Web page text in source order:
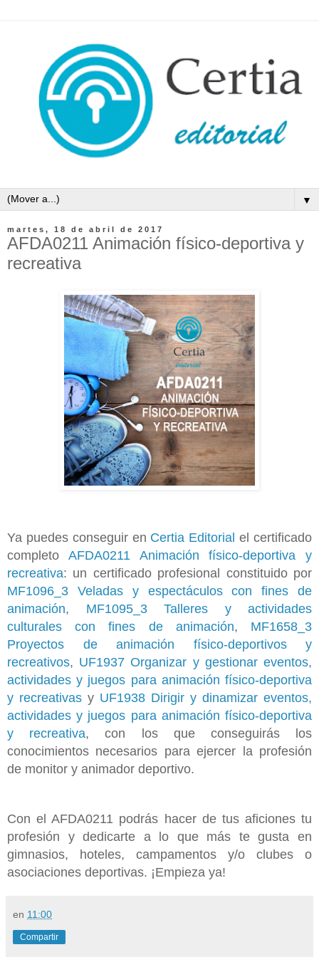
▼
martes, 18 de abril de 2017
AFDA0211 Animación físico-deportiva y
recreativa
Ya puedes conseguir en Certia Editorial el certificado
completo AFDA0211 Animación físico-deportiva y
recreativa: un certificado profesional constituido por
MF1096_3 Veladas y espectáculos con fines de
animación, MF1095_3 Talleres y actividades
culturales con fines de animación, MF1658_3
Proyectos de animación físico-deportivos y
recreativos, UF1937 Organizar y gestionar eventos,
actividades y juegos para animación físico-deportiva
y recreativas y UF1938 Dirigir y dinamizar eventos,
actividades y juegos para animación físico-deportiva
y recreativa, con los que conseguirás los
conocimientos necesarios para ejercer la profesión
de monitor y animador deportivo.
Con el AFDA0211 podrás hacer de tus aficiones tu
profesión y dedicarte a lo que más te gusta en
gimnasios, hoteles, campamentos y/o clubes o
asociaciones deportivas. ¡Empieza ya!
en 11:00
Compartir